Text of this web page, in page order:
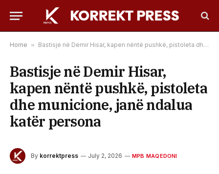
Home » Bastisje në Demir Hisar, kapen nëntë pushkë, pistoleta dhe municione, janë ndalua katër persona
Bastisje në Demir Hisar,
kapen nëntë pushkë, pistoleta
dhe municione, janë ndalua
katër persona
By korrektpress July 2, 2026 MPB MAQEDONI